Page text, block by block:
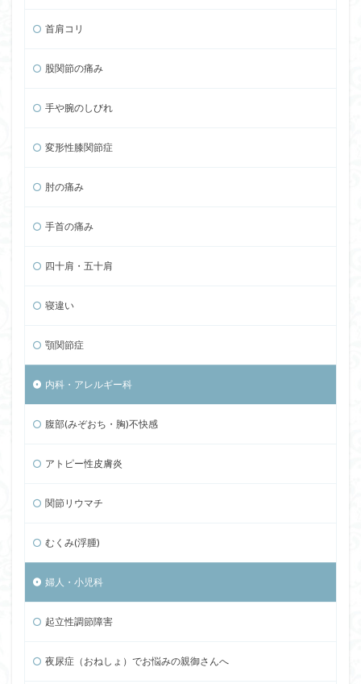
首肩コリ
股関節の痛み
手や腕のしびれ
変形性膝関節症
肘の痛み
手首の痛み
四十肩・五十肩
寝違い
顎関節症
内科・アレルギー科
腹部(みぞおち・胸)不快感
アトピー性皮膚炎
関節リウマチ
むくみ(浮腫)
婦人・小児科
起立性調節障害
夜尿症（おねしょ）でお悩みの親御さんへ